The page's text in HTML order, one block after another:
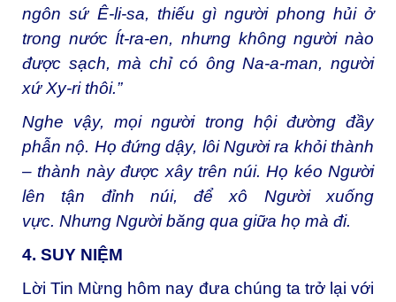
ngôn sứ Ê-li-sa, thiếu gì người phong hủi ở
trong nước Ít-ra-en, nhưng không người nào
được sạch, mà chỉ có ông Na-a-man, người
xứ Xy-ri thôi.”
Nghe vậy, mọi người trong hội đường đầy
phẫn nộ. Họ đứng dậy, lôi Người ra khỏi thành
– thành này được xây trên núi. Họ kéo Người
lên tận đỉnh núi, để xô Người xuống
vực. Nhưng Người băng qua giữa họ mà đi.
4. SUY NIỆM
Lời Tin Mừng hôm nay đưa chúng ta trở lại với